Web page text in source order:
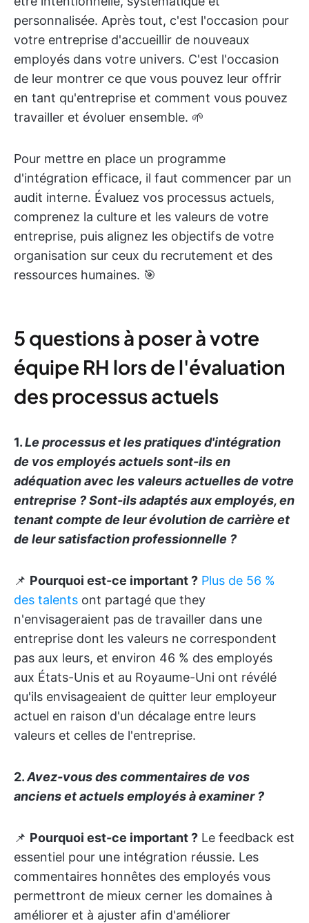
personnalisée. Après tout, c'est l'occasion pour
votre entreprise d'accueillir de nouveaux
employés dans votre univers. C'est l'occasion
de leur montrer ce que vous pouvez leur offrir
en tant qu'entreprise et comment vous pouvez
travailler et évoluer ensemble. 🌱
Pour mettre en place un programme
d'intégration efficace, il faut commencer par un
audit interne. Évaluez vos processus actuels,
comprenez la culture et les valeurs de votre
entreprise, puis alignez les objectifs de votre
organisation sur ceux du recrutement et des
ressources humaines. 🎯
5 questions à poser à votre
équipe RH lors de l'évaluation
des processus actuels
1.Le processus et les pratiques d'intégration
de vos employés actuels sont-ils en
adéquation avec les valeurs actuelles de votre
entreprise ? Sont-ils adaptés aux employés, en
tenant compte de leur évolution de carrière et
de leur satisfaction professionnelle ?
📌 Pourquoi est-ce important ? Plus de 56 %
des talents ont partagé que they
n'envisageraient pas de travailler dans une
entreprise dont les valeurs ne correspondent
pas aux leurs, et environ 46 % des employés
aux États-Unis et au Royaume-Uni ont révélé
qu'ils envisageaient de quitter leur employeur
actuel en raison d'un décalage entre leurs
valeurs et celles de l'entreprise.
2.Avez-vous des commentaires de vos
anciens et actuels employés à examiner ?
📌 Pourquoi est-ce important ? Le feedback est
essentiel pour une intégration réussie. Les
commentaires honnêtes des employés vous
permettront de mieux cerner les domaines à
améliorer et à ajuster afin d'améliorer